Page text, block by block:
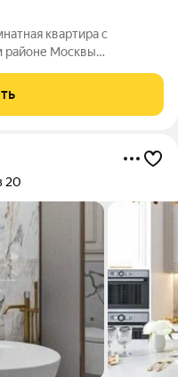
квартира с
районе Москвы
заповедника
выглядит жизнь в
20